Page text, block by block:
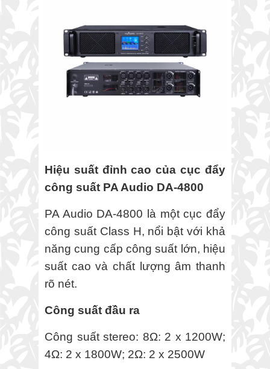
Hiệu suất đỉnh cao của cục đẩy
công suất PA Audio DA-4800
PA Audio DA-4800 là một cục đẩy
công suất Class H, nổi bật với khả
năng cung cấp công suất lớn, hiệu
suất cao và chất lượng âm thanh
rõ nét.
Công suất đầu ra
Công suất stereo: 8Ω: 2 x 1200W;
4Ω: 2 x 1800W; 2Ω: 2 x 2500W